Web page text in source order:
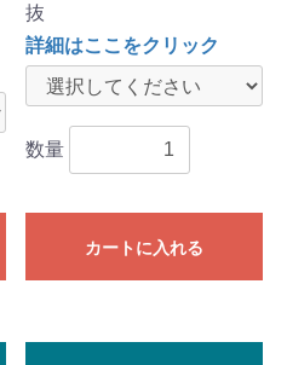
抜
詳細はここをクリック
数量
カートに入れる